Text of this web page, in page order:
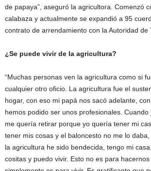
de papaya”, aseguró la agricultora. Comenzó
calabaza y actualmente se expandió a 95
contrato de arrendamiento con la Autoridad de
¿Se puede vivir de la agricultura?
“Muchas personas ven la agricultura como si
cualquier otro oficio. La agricultura fue el
hogar, con eso mi papá nos sacó adelante,
hemos podido ser unos profesionales.
me quería retirar porque yo quería tener mi
tener mis cosas y el baloncesto no me lo
la agricultura he sido bendecida, tengo mi
cositas y puedo vivir. Esto no es para hacernos